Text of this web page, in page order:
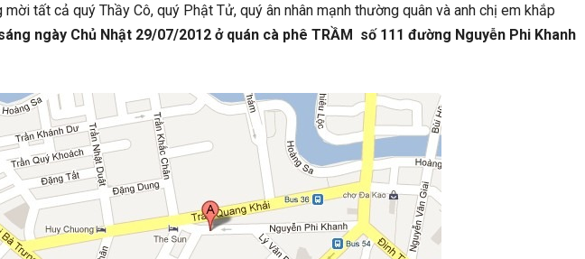
tất cả quý Thầy Cô, quý Phật Tử, quý ân nhân mạnh thường quân và anh chị em khắp
ngày Chủ Nhật 29/07/2012 ở quán cà phê TRẦM số 111 đường Nguyễn Phi Khanh